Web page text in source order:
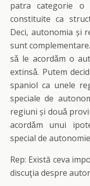
patra categorie o
constituite ca
Deci, autonomia și
sunt
sǎ le acordǎm o
extinsǎ. Putem
spaniol ca unele
speciale de
regiuni și douǎ
acordǎm unui
special de
Rep: Există ceva
discuţia despre